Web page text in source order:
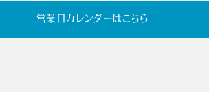
営業日カレンダーはこちら